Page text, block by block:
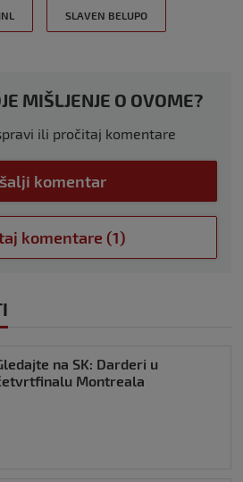
SLAVEN BELUPO
MIŠLJENJE O OVOME?
ili pročitaj komentare
komentar
komentare (1)
na SK: Darderi u
Montreala